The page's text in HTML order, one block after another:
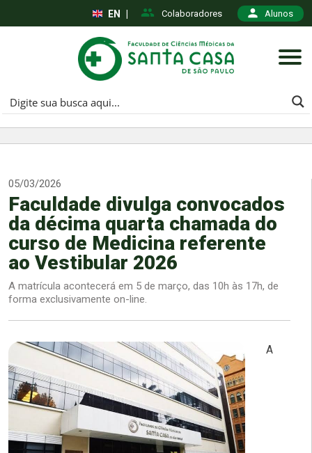
Colaboradores Alunos
EN
05/03/2026
Faculdade divulga convocados
da décima quarta chamada do
curso de Medicina referente
ao Vestibular 2026
A matrícula acontecerá em 5 de março, das 10h às 17h, de
forma exclusivamente on-line.
A